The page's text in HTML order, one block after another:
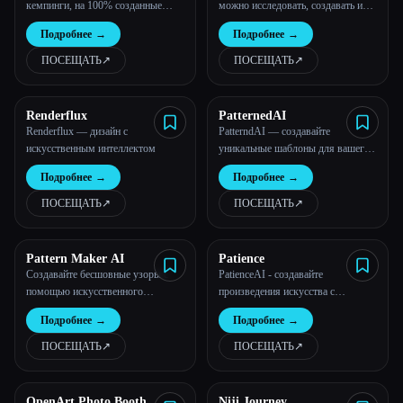
кемпинги, на 100% созданные
искусственным интеллектом 🤖
Подробнее →
ПОСЕЩАТЬ↗︎
можно исследовать, создавать и
делиться искусством
искусственного интеллекта
Подробнее →
ПОСЕЩАТЬ↗︎
Renderflux
Renderflux — дизайн с
искусственным интеллектом
Подробнее →
ПОСЕЩАТЬ↗︎
PatternedAI
PatterndAI — создавайте
уникальные шаблоны для вашего
продукта с помощью
искусственного интеллекта!
Подробнее →
ПОСЕЩАТЬ↗︎
Pattern Maker AI
Создавайте бесшовные узоры с
помощью искусственного
интеллекта
Подробнее →
ПОСЕЩАТЬ↗︎
Patience
PatienceAI - создавайте
произведения искусства с
помощью более 500 моделей и
стилей искусственного интеллекта
Подробнее →
ПОСЕЩАТЬ↗︎